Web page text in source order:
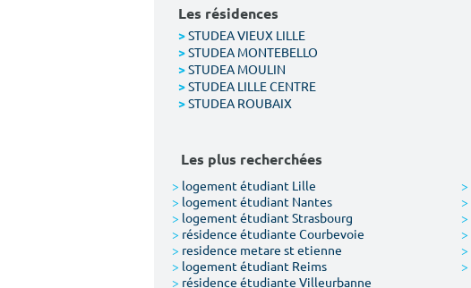
Les résidences
>STUDEA VIEUX LILLE
>STUDEA MONTEBELLO
>STUDEA MOULIN
>STUDEA LILLE CENTRE
>STUDEA ROUBAIX
Les plus recherchées
> logement étudiant Lille >
> logement étudiant Nantes >
> logement étudiant Strasbourg >
> résidence étudiante Courbevoie >
> residence metare st etienne >
> logement étudiant Reims >
> résidence étudiante Villeurbanne